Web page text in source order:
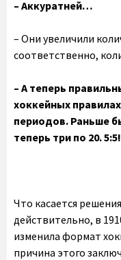
– Аккуратней…
– Они увеличили
соответственно,
– А теперь
хоккейных
периодов. Раньше
теперь три по 20. 5:5!
Что касается
действительно, в
изменила формат
причина этого